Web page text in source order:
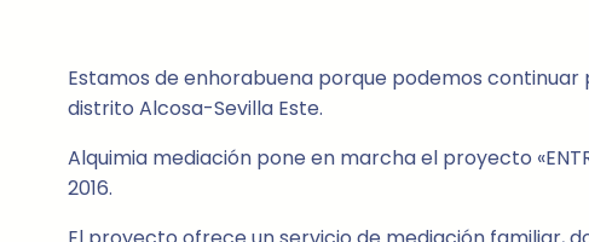
Estamos de enhorabuena porque podemos
distrito Alcosa-Sevilla Este.
Alquimia mediación pone en marcha el proyecto
2016.